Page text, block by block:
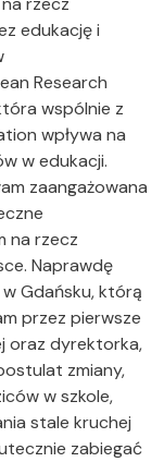
edukację i
Research
wspólnie z
wpływa na
w edukacji.
zaangażowana
na rzecz
Naprawdę
Gdańsku, którą
przez pierwsze
oraz dyrektorka,
zmiany,
w szkole,
stale kruchej
zabiegać